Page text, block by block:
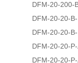
DFM-20-200-
DFM-20-20-
DFM-20-20-
DFM-20-20-
DFM-20-20-